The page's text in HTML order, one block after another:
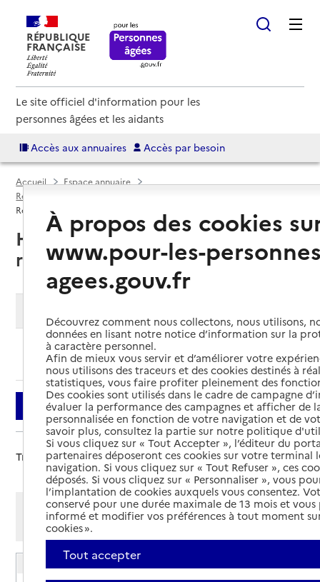
RÉPUBLIQUE
FRANÇAISE
Le site officiel d'information pour les
personnes âgées et les aidants
Accès aux annuaires Accès par besoin
Accueil
Espace annuaire
Résidences autonomie par département
Résidence autonomie
Hagondange (57300) : liste des
résidences autonomie
Ajouter cette recherche aux favoris
Filtrer
Trier par :
Afficher les résultats par:
Mode liste
Résidence autonomie AMLI
À propos des cookies
www.pour-les-
agees.gouv.fr
Découvrez comment nous collectons, nous utilisons,
données en lisant notre notice d’information sur la
à caractère personnel.
Afin de mieux vous servir et d’améliorer votre
nous utilisons des traceurs et des cookies destinés à
statistiques, vous faire profiter pleinement des
Des cookies sont utilisés dans le cadre de campagne
évaluer la performance des campagnes et afficher de
personnalisée en fonction de votre navigation et de
savoir plus, consultez la partie sur notre politique
Si vous cliquez sur « Tout Accepter », l’éditeur du
partenaires déposeront ces cookies sur votre terminal
navigation. Si vous cliquez sur « Tout Refuser », ces
déposés. Si vous cliquez sur « Personnaliser », vous
l’implantation de cookies auxquels vous consentez.
conservé pour une durée maximale de 13 mois et
informé et modifier vos préférences à tout moment
cookies ».
Tout accepter